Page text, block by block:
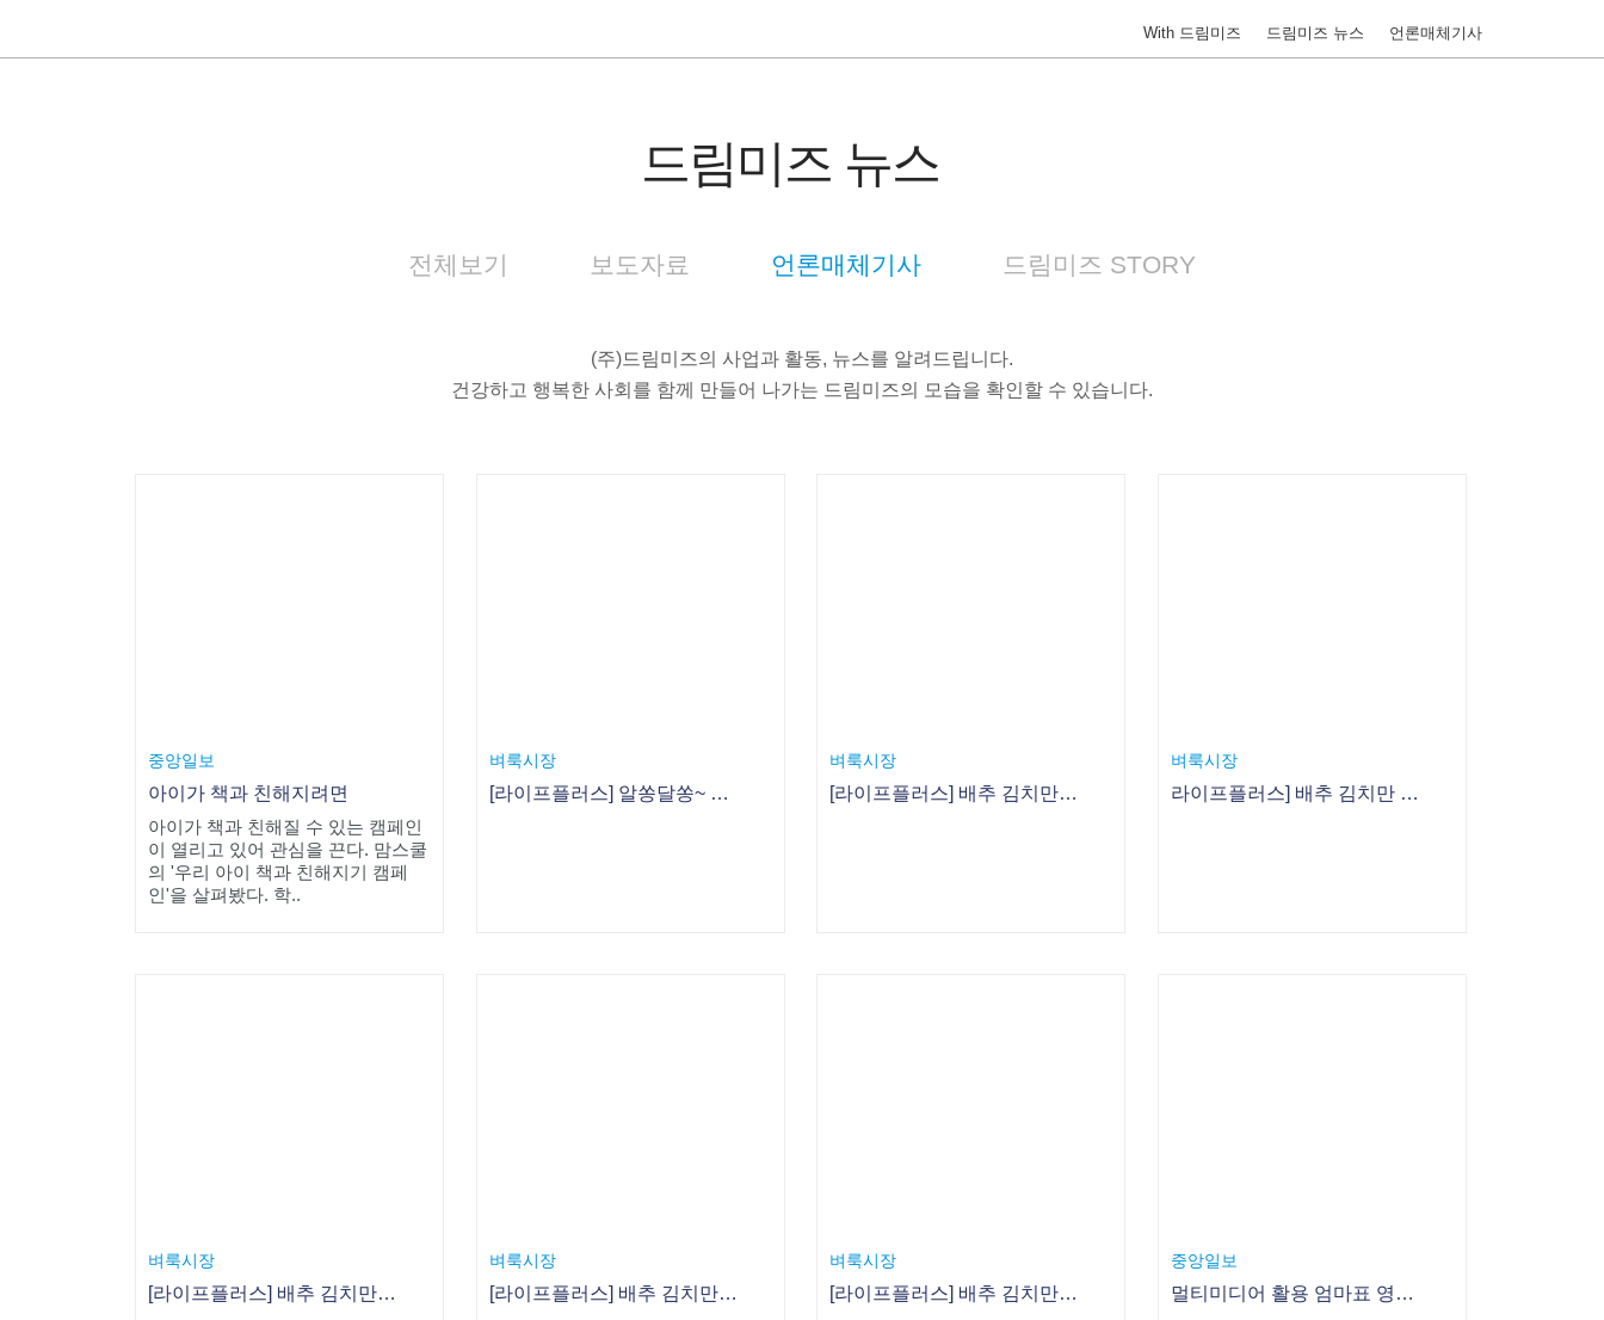
With 드림미즈 드림미즈 뉴스 언론매체기사
드림미즈 뉴스
전체보기 보도자료 언론매체기사 드림미즈 STORY
(주)드림미즈의 사업과 활동, 뉴스를 알려드립니다.
건강하고 행복한 사회를 함께 만들어 나가는 드림미즈의 모습을 확인할 수 있습니다.
중앙일보
아이가 책과 친해지려면
아이가 책과 친해질 수 있는 캠페인
이 열리고 있어 관심을 끈다. 맘스쿨
의 '우리 아이 책과 친해지기 캠페
인'을 살펴봤다. 학..
벼룩시장
[라이프플러스] 알쏭달쏭~ 당신의 화장품 용어 상식은 몇 점?
벼룩시장
[라이프플러스] 배추 김치만 김치냐! 이색 김치로 식탁 차리기 - 5. 양파김치
벼룩시장
라이프플러스] 배추 김치만 김치냐! 이색 김치로 식탁 차리기 - 4. 양배추 보쌈김치
벼룩시장
[라이프플러스] 배추 김치만 김치냐! 이색 김치로 식탁 차리기 - 3. 파프리카김치
벼룩시장
[라이프플러스] 배추 김치만 김치냐! 이색 김치로 식탁 차리기 - 2. 부추겉절이
벼룩시장
[라이프플러스] 배추 김치만 김치냐! 이색 김치로 식탁 차리기 - 1. 깻잎김치
중앙일보
멀티미디어 활용 엄마표 영어교육